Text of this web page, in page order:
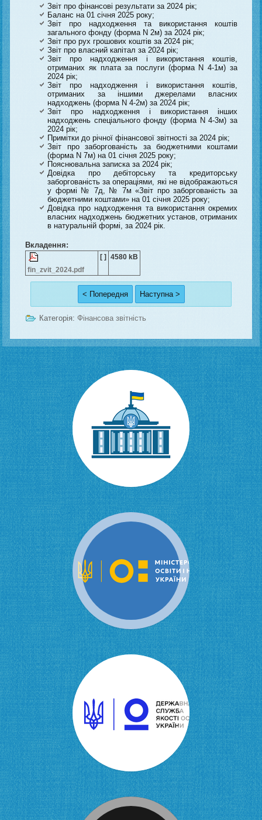
Звіт про фінансові результати за 2024 рік;
Баланс на 01 січня 2025 року;
Звіт про надходження та використання коштів
загального фонду (форма N 2м) за 2024 рік;
Звіт про рух грошових коштів за 2024 рік;
Звіт про власний капітал за 2024 рік;
Звіт про надходження і використання коштів,
отриманих як плата за послуги (форма N 4-1м) за
2024 рік;
Звіт про надходження і використання коштів,
отриманих за іншими джерелами власних
надходжень (форма N 4-2м) за 2024 рік;
Звіт про надходження і використання інших
надходжень спеціального фонду (форма N 4-3м) за
2024 рік;
Примітки до річної фінансової звітності за 2024 рік;
Звіт про заборгованість за бюджетними коштами
(форма N 7м) на 01 січня 2025 року;
Пояснювальна записка за 2024 рік;
Довідка про дебіторську та кредиторську
заборгованість за операціями, які не відображаються
у формі № 7д, № 7м «Звіт про заборгованість за
бюджетними коштами» на 01 січня 2025 року;
Довідка про надходження та використання окремих
власних надходжень бюджетних установ, отриманих
в натуральній формі, за 2024 рік.
Вкладення:
fin_zvit_2024.pdf
[ ] 4580 kB
< Попередня Наступна >
Категорія:Фінансова звітність